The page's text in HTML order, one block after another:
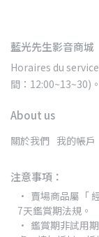
藍光先生影音商城
Horaires du
間：12:00~13~30)
About us
關於我們 我的帳戶
注意事項：
賣場商品屬「
7天鑑賞期法規。
鑑賞期非試用